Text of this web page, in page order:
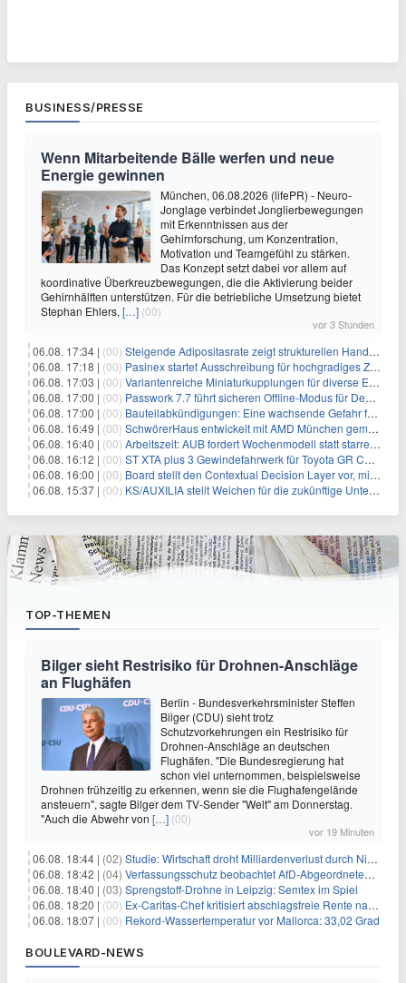
BUSINESS/PRESSE
Wenn Mitarbeitende Bälle werfen und neue
Energie gewinnen
München, 06.08.2026 (lifePR) - Neuro-
Jonglage verbindet Jonglierbewegungen
mit Erkenntnissen aus der
Gehirnforschung, um Konzentration,
Motivation und Teamgefühl zu stärken.
Das Konzept setzt dabei vor allem auf
koordinative Überkreuzbewegungen, die die Aktivierung beider
Gehirnhälften unterstützen. Für die betriebliche Umsetzung bietet
Stephan Ehlers, […] (00)
vor 3 Stunden
06.08. 17:34 | (00) Steigende Adipositasrate zeigt strukturellen Handlungsbedarf bei der Ernährung schulpflichtiger Kinder
06.08. 17:18 | (00) Pasinex startet Ausschreibung für hochgradiges Zinksulfidkonzentrat mit Germanium- und Silbergehalten und stellt ein Betriebsupdate bereit
06.08. 17:03 | (00) Variantenreiche Miniaturkupplungen für diverse Einsatzbereiche
06.08. 17:00 | (00) Passwork 7.7 führt sicheren Offline-Modus für Desktop- und Mobile-Apps ein
06.08. 17:00 | (00) Bauteilabkündigungen: Eine wachsende Gefahr für industrielle Elektroniksysteme
06.08. 16:49 | (00) SchwörerHaus entwickelt mit AMD München gemeinsam Tiny-Living-Konzepte und erhalten dafür den New Living Award
06.08. 16:40 | (00) Arbeitszeit: AUB fordert Wochenmodell statt starrer Tagesgrenze
06.08. 16:12 | (00) ST XTA plus 3 Gewindefahrwerk für Toyota GR Corolla entwickelt: Erstklassige Straßenlage in jeder Situation
06.08. 16:00 | (00) Board stellt den Contextual Decision Layer vor, mit dem Unternehmensdaten und KI-Investitionen in intelligentere Geschäftsentscheidungen umgesetzt wer
06.08. 15:37 | (00) KS/AUXILIA stellt Weichen für die zukünftige Unternehmensführung
TOP-THEMEN
Bilger sieht Restrisiko für Drohnen-Anschläge
an Flughäfen
Berlin - Bundesverkehrsminister Steffen
Bilger (CDU) sieht trotz
Schutzvorkehrungen ein Restrisiko für
Drohnen-Anschläge an deutschen
Flughäfen. "Die Bundesregierung hat
schon viel unternommen, beispielsweise
Drohnen frühzeitig zu erkennen, wenn sie die Flughafengelände
ansteuern", sagte Bilger dem TV-Sender "Welt" am Donnerstag.
"Auch die Abwehr von […] (00)
vor 19 Minuten
06.08. 18:44 | (02) Studie: Wirtschaft droht Milliardenverlust durch Niedrigwasser
06.08. 18:42 | (04) Verfassungsschutz beobachtet AfD-Abgeordneten Nolte
06.08. 18:40 | (03) Sprengstoff-Drohne in Leipzig: Semtex im Spiel
06.08. 18:20 | (00) Ex-Caritas-Chef kritisiert abschlagsfreie Rente nach 45 Jahren
06.08. 18:07 | (00) Rekord-Wassertemperatur vor Mallorca: 33,02 Grad
BOULEVARD-NEWS